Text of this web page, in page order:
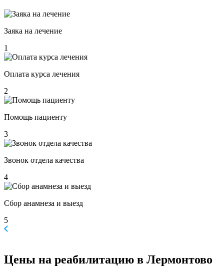
Заяка на лечение
1
Оплата курса лечения
2
Помощь пациенту
3
Звонок отдела качества
4
Сбор анамнеза и выезд
5
Цены на реабилитацию в Лермонтово